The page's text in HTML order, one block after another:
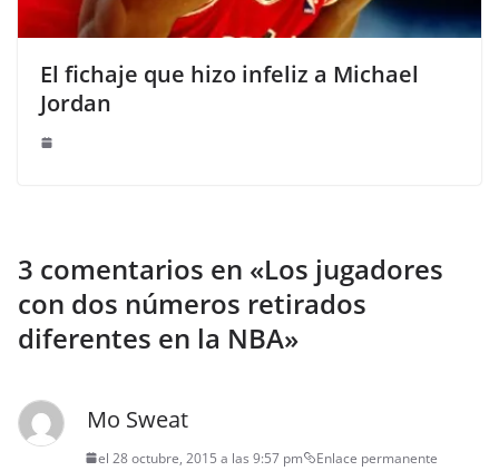
El fichaje que hizo infeliz a Michael
Jordan
3 comentarios en «Los jugadores
con dos números retirados
diferentes en la NBA»
Mo Sweat
el 28 octubre, 2015 a las 9:57 pm Enlace permanente